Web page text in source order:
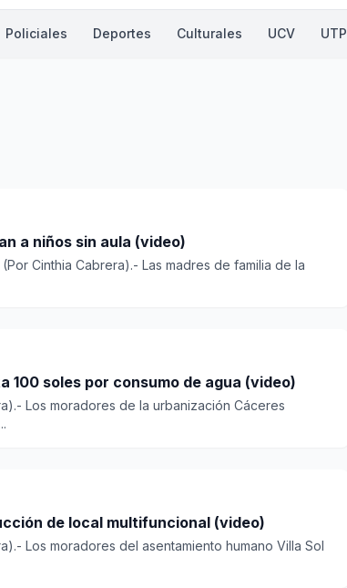
Policiales Deportes Culturales UCV UTP
a niños sin aula (video)
Cinthia Cabrera).- Las madres de familia de la
100 soles por consumo de agua (video)
Los moradores de la urbanización Cáceres
de local multifuncional (video)
Los moradores del asentamiento humano Villa Sol